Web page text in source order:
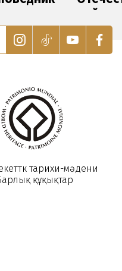
войны
и
7
тарихи-мәдени
құқықтар